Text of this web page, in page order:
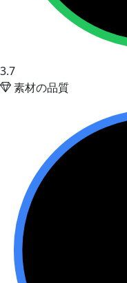
3.7
素材の品質